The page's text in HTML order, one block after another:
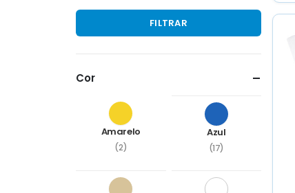
Preço
Preço
FILTRAR
Cor
Amarelo
(2)
Azul
(17)